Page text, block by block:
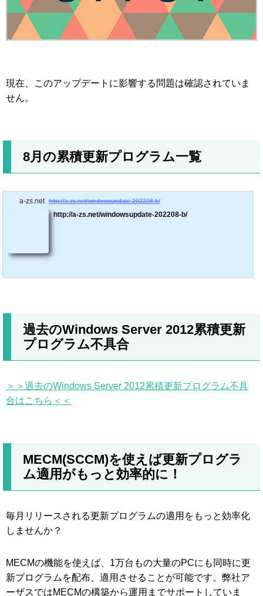
現在、このアップデートに影響する問題は確認されていま
せん。
8月の累積更新プログラム一覧
a-zs.net http://a-zs.net/windowsupdate-202208-b/
http://a-zs.net/windowsupdate-202208-b/
過去のWindows Server 2012累積更新
プログラム不具合
＞＞過去のWindows Server 2012累積更新プログラム不具
合はこちら＜＜
MECM(SCCM)を使えば更新プログラ
ム適用がもっと効率的に！
毎月リリースされる更新プログラムの適用をもっと効率化
しませんか？
MECMの機能を使えば、1万台もの大量のPCにも同時に更
新プログラムを配布、適用させることが可能です。弊社ア
ーザスではMECMの構築から運用までサポートしていま